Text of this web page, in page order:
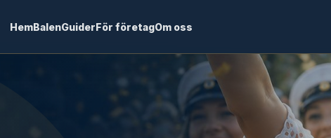
HemBalenGuiderFör företagOm oss